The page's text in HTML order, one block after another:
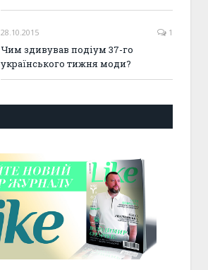
28.10.2015 1
Чим здивував подіум 37-го
українського тижня моди?